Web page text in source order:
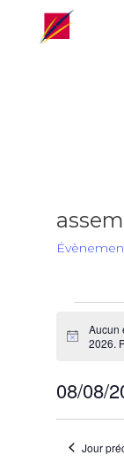
for
8
août
2026
Notice
Aucun
2026.
08/08/
date.Jour